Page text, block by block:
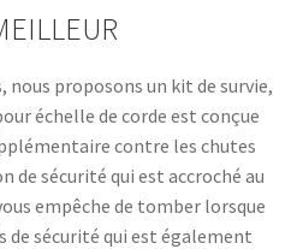
nous proposons un kit de survie,
échelle de corde est conçue
contre les chutes
de sécurité qui est accroché au
empêche de tomber lorsque
de sécurité qui est également